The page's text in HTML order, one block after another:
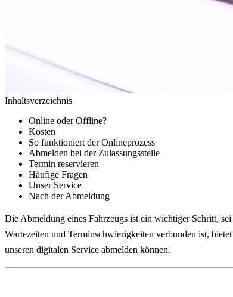
Inhaltsverzeichnis
Online oder Offline?
Kosten
So funktioniert der Onlineprozess
Abmelden bei der Zulassungsstelle
Termin reservieren
Häufige Fragen
Unser Service
Nach der Abmeldung
Die Abmeldung eines Fahrzeugs ist ein wichtiger Schritt,
Wartezeiten und Terminschwierigkeiten verbunden ist,
unseren digitalen Service abmelden können.